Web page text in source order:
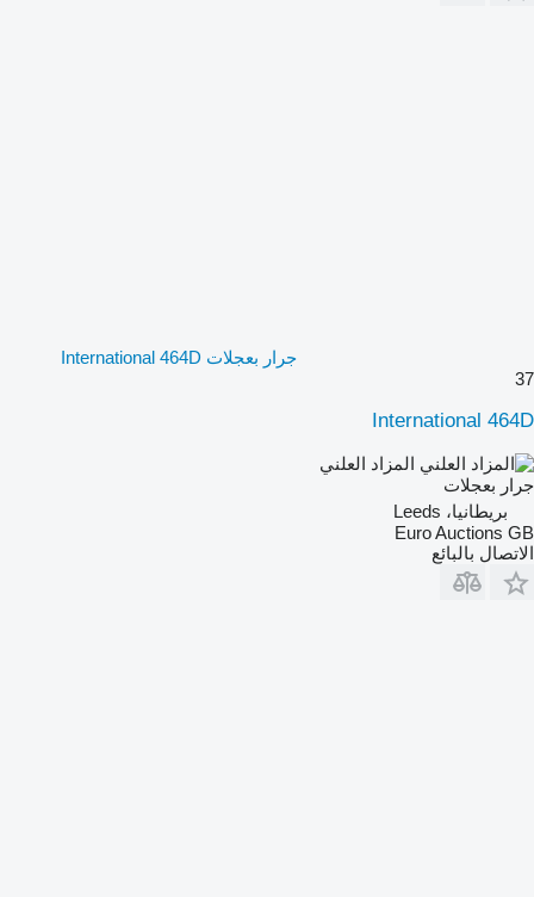
جرار بعجلات International 464D
37
International 464D
المزاد العلني
جرار بعجلات
بريطانيا، Leeds
Euro Auctions GB
الاتصال بالبائع